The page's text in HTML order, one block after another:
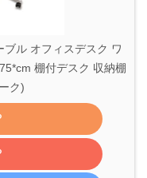
ル オフィスデスク ワ
棚付デスク 収納棚
ク)